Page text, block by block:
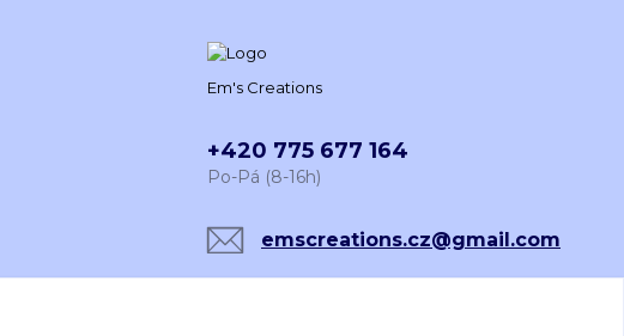
Em's Creations
+420 775 677 164
Po-Pá (8-16h)
emscreations.cz@gmail.com